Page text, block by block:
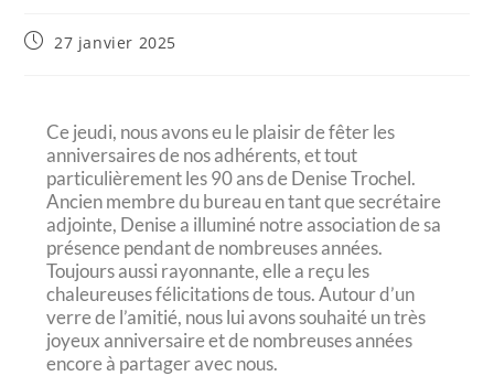
27 janvier 2025
Ce jeudi, nous avons eu le plaisir de fêter les
anniversaires de nos adhérents, et tout
particulièrement les 90 ans de Denise Trochel.
Ancien membre du bureau en tant que secrétaire
adjointe, Denise a illuminé notre association de sa
présence pendant de nombreuses années.
Toujours aussi rayonnante, elle a reçu les
chaleureuses félicitations de tous. Autour d’un
verre de l’amitié, nous lui avons souhaité un très
joyeux anniversaire et de nombreuses années
encore à partager avec nous.